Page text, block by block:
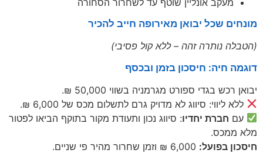
מונחים שכל יבואן מאירופה חייב להכיר
(הטבלה נותרה זהה – ללא קול פסיבי)
דוגמה חיה: חיסכון בזמן ובכסף
יבואן רכש בגדי ספורט מגרמניה בשווי 50,000 ₪.
ללא ליווי: סיווג לא מדויק גרם לתשלום מכס של 6,000 ₪.
עם חברת יחדיו: סיווג נכון ותעודת מקור בתוקף הביאו לפטור
מלא ממכס.
חיסכון בפועל: